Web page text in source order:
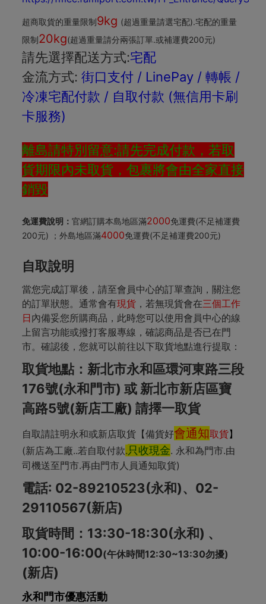
超商取貨的重量限制9kg (超過重量請選宅配).宅配的重量
限制20kg(超過重量請分兩張訂單.或補運費200元)
請先選擇配送方式:宅配
金流方式: 街口支付 / LinePay / 轉帳 /
冷凍宅配付款 / 自取付款 (無信用卡刷
卡服務)
離島請特別留意:請先完成付款，若取
貨期限內未取貨，包裹將會由全家直接
銷毀
免運費說明： 官網訂購本島地區滿2000免運費(不足補運費
200元) ；外島地區滿4000免運費(不足補運費200元)
自取說明
當您完成訂單後，請至會員中心的訂單查詢，關注您
的訂單狀態。通常會有現貨，若無現貨會在三個工作
日 內備妥您所購商品，此時您可以使用會員中心的線
上留言功能或撥打客服專線，確認商品是否已在門
市。確認後，您就可以前往以下取貨地點進行提取：
取貨地點：新北市永和區環河東路三段
176號(永和門市) 或 新北市新店區寶
高路5號(新店工廠) 請擇一取貨
自取請註明永和或新店取貨【備貨好會通知取貨】
(新店為工廠..若自取付款. 只收現金. 永和為門市.由
司機送至門市.再由門市人員通知取貨)
電話: 02-89210523(永和)、02-
29110567(新店)
取貨時間：13:30-18:30(永和) 、
10:00-16:00(午休時間12:30~13:30勿擾)
(新店)
永和門市優惠活動